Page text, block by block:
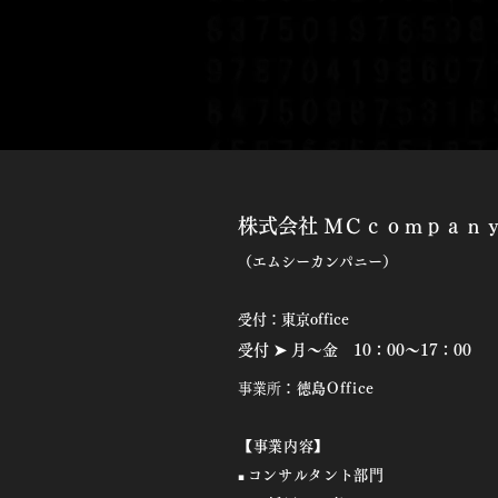
株式会社 ＭＣｃｏｍｐａｎ
（エムシーカンパニー）
​​受付：東京office
受付 ➤ 月～金 10：00～17 ：00
​事業所 ：徳島Office
【事業内容】
■
コンサルタント部門